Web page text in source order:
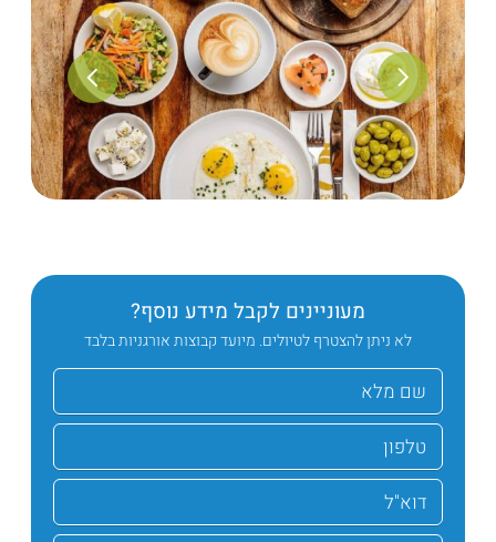
מעוניינים לקבל מידע נוסף?
לא ניתן להצטרף לטיולים. מיועד קבוצות אורגניות בלבד